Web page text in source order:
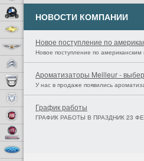
BMW Motorrad
Chevrolet
Chrysler
Citroen
Dacia
Dodge
FIAT
НОВОСТИ КОМПАНИИ
Новое поступление по
Новое поступление по
Ароматизаторы Meilleur -
У нас в продаже появились
График работы
ГРАФИК РАБОТЫ В ПРАЗДНИК 23